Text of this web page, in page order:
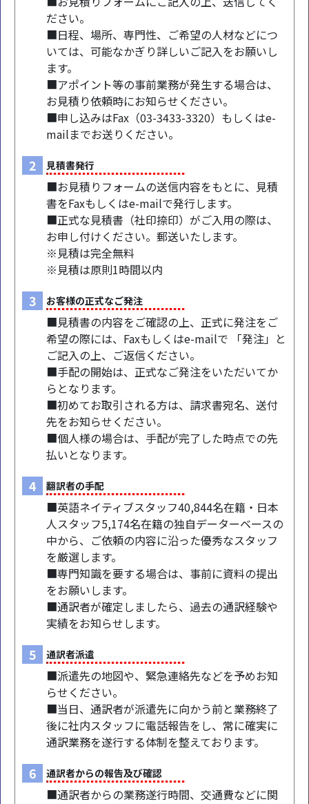
ださい。
■日程、場所、専門性、ご希望の人材などにつ
いては、可能なかぎり詳しいご記入をお願いし
ます。
■アポイント等の事前業務が発生する場合は、
お見積り依頼時にお知らせください。
■申し込みはFax（03-3433-3320）もしくはe-
mailまでお送りください。
2 見積書発行
■お見積りフォームの送信内容をもとに、見積
書をFaxもしくはe-mailで発行します。
■正式な見積書（社印捺印）がご入用の際は、
お申し付けください。郵送いたします。
※見積は完全無料
※見積は原則1時間以内
3 お客様の正式なご発注
■見積書の内容をご確認の上、正式に発注をご
希望の際には、Faxもしくはe-mailで 「発注」と
ご記入の上、ご返信ください。
■手配の開始は、正式なご発注をいただいてか
らとなります。
■初めてお取引される方は、請求書宛名、送付
先をお知らせください。
■個人様の場合は、手配が完了した時点での先
払いとなります。
4 翻訳者の手配
■英語ネイティブスタッフ40,844名在籍・日本
人スタッフ5,174名在籍の独自データーベースの
中から、ご依頼の内容に沿った優秀なスタッフ
を厳選します。
■専門知識を要する場合は、事前に資料の提出
をお願いします。
■通訳者が確定しましたら、過去の通訳経験や
実績をお知らせします。
5 通訳者派遣
■派遣先の地図や、緊急連絡先などを予めお知
らせください。
■当日、通訳者が派遣先に向かう前と業務終了
後に社内スタッフに電話報告をし、常に確実に
通訳業務を遂行する体制を整えております。
6 通訳者からの報告及び確認
■通訳者からの業務遂行時間、交通費などに関